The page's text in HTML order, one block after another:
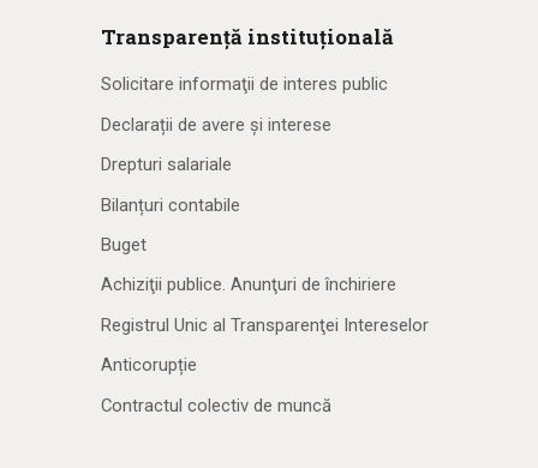
Transparență instituțională
Solicitare informaţii de interes public
Declarații de avere și interese
Drepturi salariale
Bilanțuri contabile
Buget
Achiziţii publice. Anunţuri de închiriere
Registrul Unic al Transparenţei Intereselor
Anticorupție
Contractul colectiv de muncă